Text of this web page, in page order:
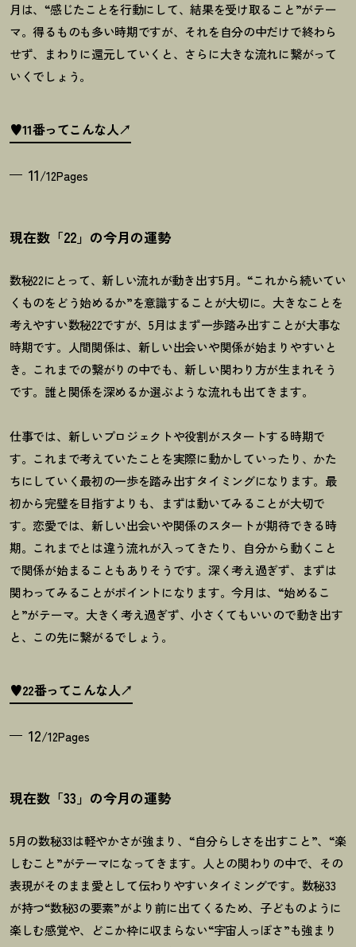
月は、“感じたことを行動にして、結果を受け取ること”がテー
マ。得るものも多い時期ですが、それを自分の中だけで終わら
せず、まわりに還元していくと、さらに大きな流れに繋がって
いくでしょう。
♥11番ってこんな人
11/12Pages
現在数「22」の今月の運勢
数秘22にとって、新しい流れが動き出す5月。“これから続いてい
くものをどう始めるか”を意識することが大切に。大きなことを
考えやすい数秘22ですが、5月はまず一歩踏み出すことが大事な
時期です。人間関係は、新しい出会いや関係が始まりやすいと
き。これまでの繋がりの中でも、新しい関わり方が生まれそう
です。誰と関係を深めるか選ぶような流れも出てきます。
仕事では、新しいプロジェクトや役割がスタートする時期で
す。これまで考えていたことを実際に動かしていったり、かた
ちにしていく最初の一歩を踏み出すタイミングになります。最
初から完璧を目指すよりも、まずは動いてみることが大切で
す。恋愛では、新しい出会いや関係のスタートが期待できる時
期。これまでとは違う流れが入ってきたり、自分から動くこと
で関係が始まることもありそうです。深く考え過ぎず、まずは
関わってみることがポイントになります。今月は、“始めるこ
と”がテーマ。大きく考え過ぎず、小さくてもいいので動き出す
と、この先に繋がるでしょう。
♥22番ってこんな人
12/12Pages
現在数「33」の今月の運勢
5月の数秘33は軽やかさが強まり、“自分らしさを出すこと”、“楽
しむこと”がテーマになってきます。人との関わりの中で、その
表現がそのまま愛として伝わりやすいタイミングです。数秘33
が持つ“数秘3の要素”がより前に出てくるため、子どものように
楽しむ感覚や、どこか枠に収まらない“宇宙人っぽさ”も強まり